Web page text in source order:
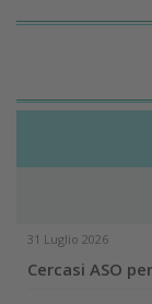
31 Luglio 2026
Cercasi ASO